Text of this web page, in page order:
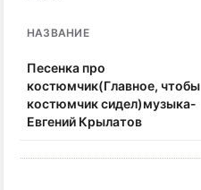
НАЗВАНИЕ
Песенка про
костюмчик(Главное, чтобы
костюмчик сидел)музыка-
Евгений Крылатов